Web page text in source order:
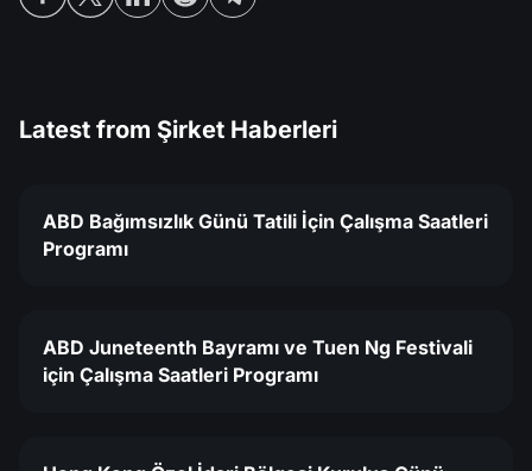
Latest from Şirket Haberleri
ABD Bağımsızlık Günü Tatili İçin Çalışma Saatleri
Programı
ABD Juneteenth Bayramı ve Tuen Ng Festivali
için Çalışma Saatleri Programı